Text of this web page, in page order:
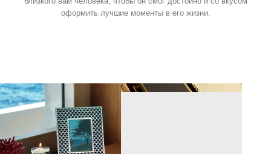
оформить лучшие моменты в его жизни.